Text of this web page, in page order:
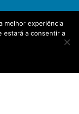
melhor experiência
estará a consentir a